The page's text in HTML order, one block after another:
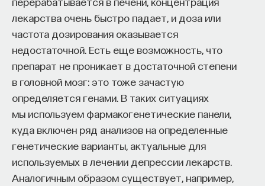
лекарства очень быстро падает, и доза или
частота дозирования оказывается
недостаточной. Есть еще возможность, что
препарат не проникает в достаточной степени
в головной мозг: это тоже зачастую
определяется генами. В таких ситуациях
мы используем фармакогенетические панели,
куда включен ряд анализов на определенные
генетические варианты, актуальные для
используемых в лечении депрессии лекарств.
Аналогичным образом существует, например,
«Мы не наказываем студентов за использование
ИИ, потому что сам факт его использования еще
ничего не объясняет. Важно не то, что студент
обратился к ИИ, а то, как именно он это делает.
Если воспринимать ИИ просто как помощника,
ресурс или способ сэкономить усилия, студенты
чаще всего лишь снижают когнитивную
нагрузку — а университет вообще не для этого
создан. Они некритично делегируют агенту
самые разные задачи и переносят в эту